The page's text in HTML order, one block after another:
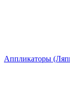
Аппликаторы